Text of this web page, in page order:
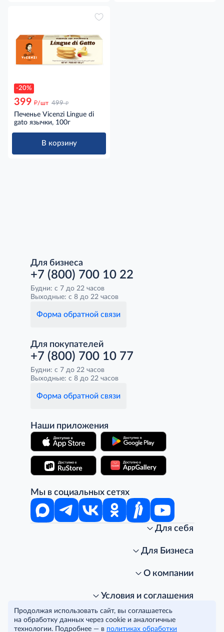
-20%
399 д/шт 499 д
Печенье Vicenzi Lingue di
gato язычки, 100г
В корзину
Для бизнеса
+7 (800) 700 10 22
Будни: с 7 до 22 часов
Выходные: с 8 до 22 часов
Форма обратной связи
Для покупателей
+7 (800) 700 10 77
Будни: с 7 до 22 часов
Выходные: с 8 до 22 часов
Форма обратной связи
Наши приложения
Мы в социальных сетях
Для себя
Стань клиентом METRO
Подарочные карты. Активация и баланс
Часто задаваемые вопросы
METRO AG
Для Бизнеса
Для магазинов
Для офисов и предприятий
Рекламодателям
О компании
Программа METRO Potentials
Торговые центры
Условия и соглашения
Политика конфиденциальности
Правовая информация
Условия соглашения
© METRO Cash and Carry Russia, 2026
Продолжая использовать сайт, вы соглашаетесь
на обработку данных через cookie и аналогичные
технологии. Подробнее — в политиках обработки